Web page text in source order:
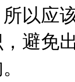
以应
避免